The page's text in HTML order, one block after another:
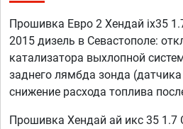
Прошивка Евро 2 Хендай ix35
2015 дизель в Севастополе:
катализатора выхлопной
заднего лямбда зонда
снижение расхода топлива
Прошивка Хендай ай икс 35 1.7